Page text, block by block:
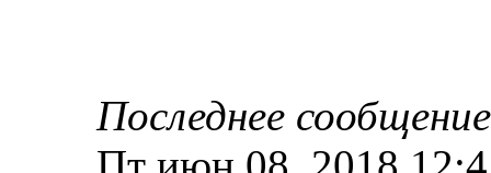
Последнее сообщение